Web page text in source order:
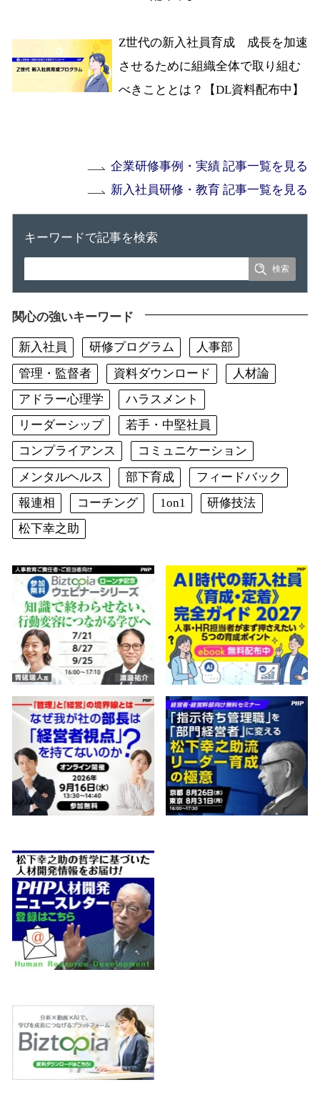
Z世代の新入社員育成 成長を加速
させるために組織全体で取り組む
べきこととは？【DL資料配布中】
企業研修事例・実績 記事一覧を見る
新入社員研修・教育 記事一覧を見る
キーワードで記事を検索
関心の強いキーワード
新入社員 研修プログラム
人事部
管理・監督者
資料ダウンロード
人材論
アドラー心理学
ハラスメント
リーダーシップ
若手・中堅社員
コンプライアンス
コミュニケーション
メンタルヘルス
部下育成
フィードバック
報連相
コーチング 1on1
研修技法
松下幸之助